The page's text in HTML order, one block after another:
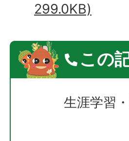
299.0KB)
この
生涯学習